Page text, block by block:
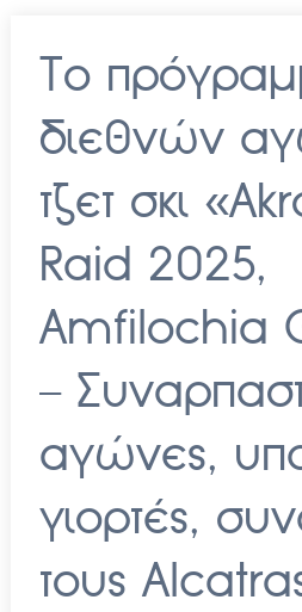
Το
διεθνών
τζετ σκι
Raid 2025,
Amfilochia
–
αγώνες,
γιορτές,
τους